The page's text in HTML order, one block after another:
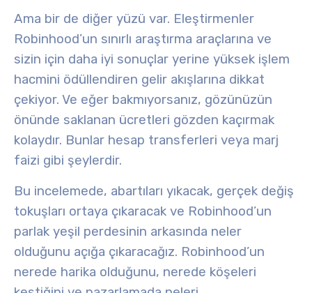
Ama bir de diğer yüzü var. Eleştirmenler
Robinhood’un sınırlı araştırma araçlarına ve
sizin için daha iyi sonuçlar yerine yüksek işlem
hacmini ödüllendiren gelir akışlarına dikkat
çekiyor. Ve eğer bakmıyorsanız, gözünüzün
önünde saklanan ücretleri gözden kaçırmak
kolaydır. Bunlar hesap transferleri veya marj
faizi gibi şeylerdir.
Bu incelemede, abartıları yıkacak, gerçek değiş
tokuşları ortaya çıkaracak ve Robinhood’un
parlak yeşil perdesinin arkasında neler
olduğunu açığa çıkaracağız. Robinhood’un
nerede harika olduğunu, nerede köşeleri